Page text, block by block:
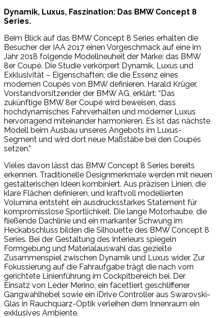
Dynamik, Luxus, Faszination: Das BMW Concept 8
Series.
Beim Blick auf das BMW Concept 8 Series erhalten die
Besucher der IAA 2017 einen Vorgeschmack auf eine im
Jahr 2018 folgende Modellneuheit der Marke: das BMW
8er Coupé. Die Studie verkörpert Dynamik, Luxus und
Exklusivität – Eigenschaften, die die Essenz eines
modernen Coupés von BMW definieren. Harald Krüger,
Vorstandvorsitzender der BMW AG, erklärt: “Das
zukünftige BMW 8er Coupé wird beweisen, dass
hochdynamisches Fahrverhalten und moderner Luxus
hervorragend miteinander harmonieren. Es ist das nächste
Modell beim Ausbau unseres Angebots im Luxus-
Segment und wird dort neue Maßstäbe bei den Coupés
setzen.”
Vieles davon lässt das BMW Concept 8 Series bereits
erkennen. Traditionelle Designmerkmale werden mit neuen
gestalterischen Ideen kombiniert. Aus präzisen Linien, die
klare Flächen definieren, und kraftvoll modellierten
Volumina entsteht ein ausdrucksstarkes Statement für
kompromisslose Sportlichkeit. Die lange Motorhaube, die
fließende Dachlinie und ein markanter Schwung im
Heckabschluss bilden die Silhouette des BMW Concept 8
Series. Bei der Gestaltung des Interieurs spiegeln
Formgebung und Materialauswahl das gezielte
Zusammenspiel zwischen Dynamik und Luxus wider. Zur
Fokussierung auf die Fahraufgabe trägt die nach vorn
gerichtete Linienführung im Cockpitbereich bei. Der
Einsatz von Leder Merino, ein facettiert geschliffener
Gangwahlhebel sowie ein iDrive Controller aus Swarovski-
Glas in Rauchquarz-Optik verleihen dem Innenraum ein
exklusives Ambiente.